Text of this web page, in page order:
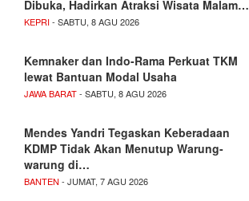
Dibuka, Hadirkan Atraksi Wisata Malam…
KEPRI- SABTU, 8 AGU 2026
Kemnaker dan Indo-Rama Perkuat TKM
lewat Bantuan Modal Usaha
JAWA BARAT- SABTU, 8 AGU 2026
Mendes Yandri Tegaskan Keberadaan
KDMP Tidak Akan Menutup Warung-
warung di…
BANTEN - JUMAT, 7 AGU 2026